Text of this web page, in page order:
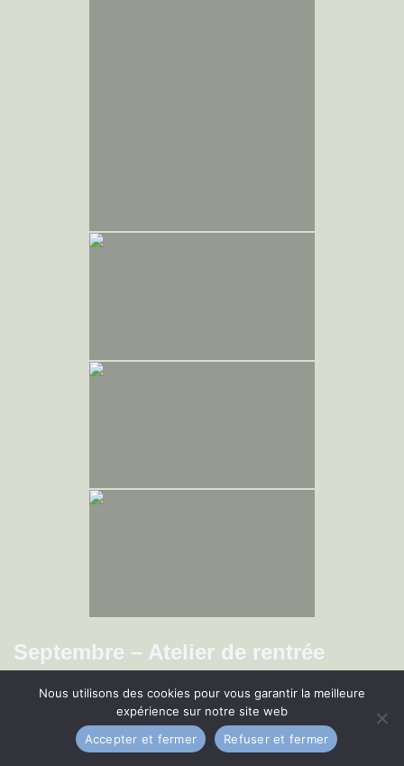
Septembre – Atelier de rentrée
Nous utilisons des cookies pour vous garantir la meilleure
expérience sur notre site web
Accepter et fermer
Refuser et fermer